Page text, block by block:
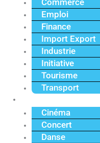
Commerce
Emploi
Finance
Import Export
Industrie
Initiative
Tourisme
Transport
Cinéma
Concert
Danse